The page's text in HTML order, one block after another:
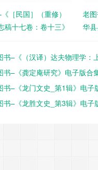
［民国］（重修）
稿十七卷：卷十三》
老
华
书–《（汉译）达夫物理学：
书–《龚定庵研究》电子版合
书–《龙门文史_第1辑》电子
书–《龙胜文史_第3辑》电子